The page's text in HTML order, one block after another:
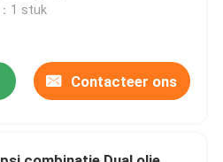
1 stuk
Contacteer ons